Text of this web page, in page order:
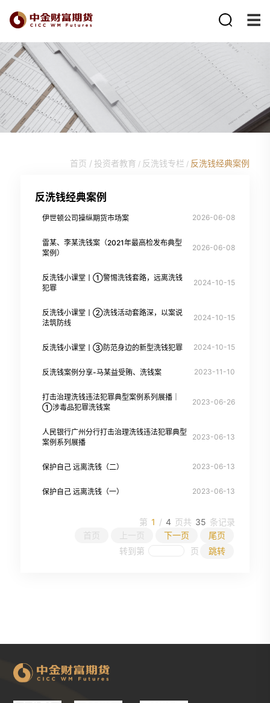
首页 / 投资者教育 / 反洗钱专栏 / 反洗钱经典案例
反洗钱经典案例
伊世顿公司操纵期货市场案 2026-06-08
雷某、李某洗钱案（2021年最高检发布典型
案例）
2026-06-08
反洗钱小课堂丨①警惕洗钱套路，远离洗钱
犯罪
2024-10-15
反洗钱小课堂丨②洗钱活动套路深，以案说
法筑防线
2024-10-15
反洗钱小课堂丨③防范身边的新型洗钱犯罪 2024-10-15
反洗钱案例分享-马某益受贿、洗钱案 2023-11-10
打击治理洗钱违法犯罪典型案例系列展播｜
①涉毒品犯罪洗钱案
2023-06-26
人民银行广州分行打击治理洗钱违法犯罪典型
案例系列展播
2023-06-13
保护自己 远离洗钱（二） 2023-06-13
保护自己 远离洗钱（一） 2023-06-13
第 1 / 4 页共 35 条记录
首页
上一页 下一页
尾页
转到第
页 跳转